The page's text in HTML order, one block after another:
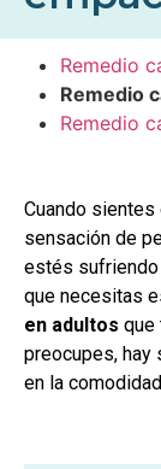
Remedio
Remedio
Remedio
Cuando
sensación de
estés sufriendo
que necesitas
en adultos que
preocupes, hay
en la